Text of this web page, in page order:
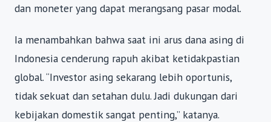
dan moneter yang dapat merangsang pasar modal.
Ia menambahkan bahwa saat ini arus dana asing di
Indonesia cenderung rapuh akibat ketidakpastian
global. “Investor asing sekarang lebih oportunis,
tidak sekuat dan setahan dulu. Jadi dukungan dari
kebijakan domestik sangat penting,” katanya.